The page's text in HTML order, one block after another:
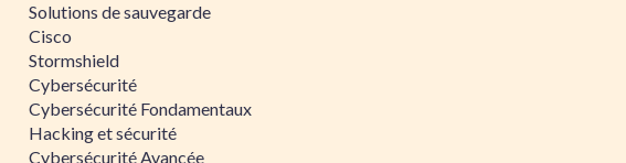
Solutions de sauvegarde
Cisco
Stormshield
Cybersécurité
Cybersécurité Fondamentaux
Hacking et sécurité
Cybersécurité Avancée